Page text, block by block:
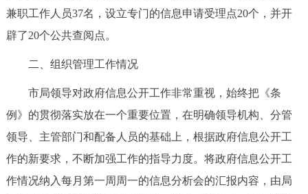
参与调查 在线访谈 图说互动
走进北京
绿色北京 图说北京 视频北京
多语种
ENGLISH 한국어 日本語
兼职工作人员37名，设立专门的信息申请受理点20个，并开
辟了20个公共查阅点。
二、组织管理工作情况
市局领导对政府信息公开工作非常重视，始终把《条
例》的贯彻落实放在一个重要位置，在明确领导机构、分管
领导、主管部门和配备人员的基础上，根据政府信息公开工
作的新要求，不断加强工作的指导力度。将政府信息公开工
作情况纳入每月第一周周一的信息分析会的汇报内容，由局